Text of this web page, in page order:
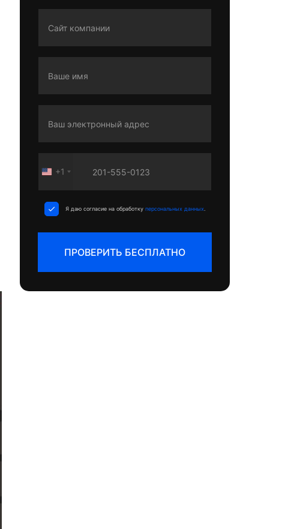
United
+1
+1
Я даю согласие на обработку персональных данных
ПРОВЕРИТЬ БЕСПЛАТНО